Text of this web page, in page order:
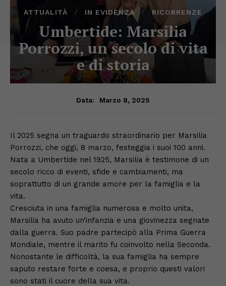
ATTUALITÀ IN EVIDENZA RICORRENZE
Umbertide: Marsilia
Porrozzi, un secolo di vita
e di storia
Data: Marzo 8, 2025
Il 2025 segna un traguardo straordinario per Marsilia
Porrozzi, che oggi, 8 marzo, festeggia i suoi 100 anni.
Nata a Umbertide nel 1925, Marsilia è testimone di un
secolo ricco di eventi, sfide e cambiamenti, ma
soprattutto di un grande amore per la famiglia e la
vita.
Cresciuta in una famiglia numerosa e molto unita,
Marsilia ha avuto un’infanzia e una giovinezza segnate
dalla guerra. Suo padre partecipò alla Prima Guerra
Mondiale, mentre il marito fu coinvolto nella Seconda.
Nonostante le difficoltà, la sua famiglia ha sempre
saputo restare forte e coesa, e proprio questi valori
sono stati il cuore della sua vita.